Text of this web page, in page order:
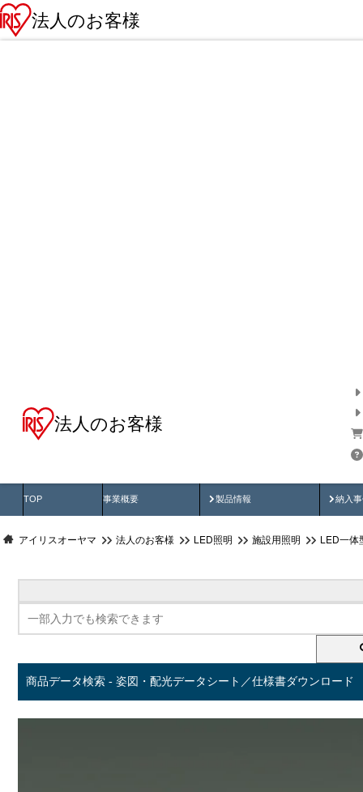
法人のお客様
法人のお客様
TOP 事業概要 製品情報
製品動画 納入
納
アイリスオーヤマ 法人のお客様 LED照明 施設用照明 LED一体
商品データ検索 - 姿図・配光データシート／仕様書ダウンロード